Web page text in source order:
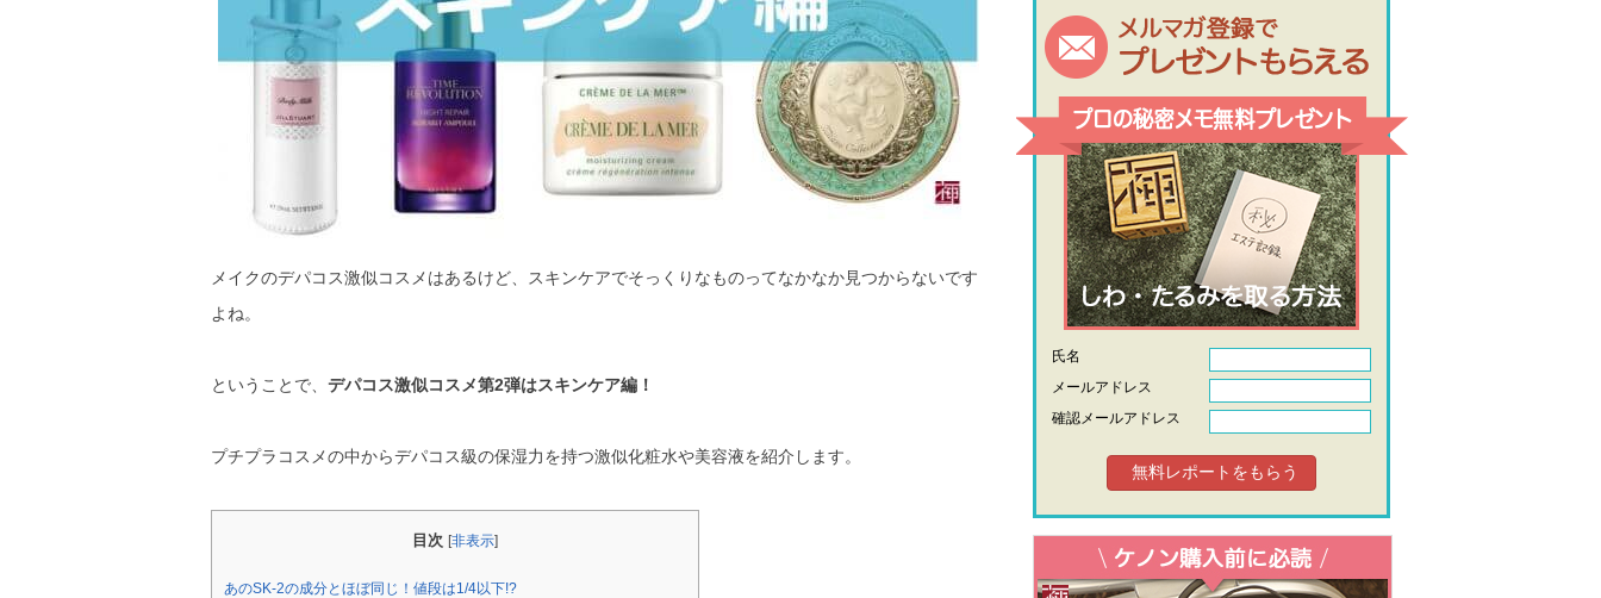
メイクのデパコス激似コスメはあるけど、スキンケアでそっくりなものってなかなか見つからないです
よね。
ということで、 デパコス激似コスメ第2弾はスキンケア編！
プチプラコスメの中からデパコス級の保湿力を持つ激似化粧水や美容液を紹介します。
目次 [非表示]
あのSK-2の成分とほぼ同じ！値段は1/4以下!?
氏名
メールアドレス
確認メールアドレス